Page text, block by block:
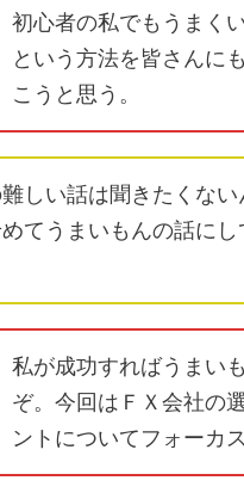
初心者の私でもうまく
という方法を皆さんに
こうと思う。
しい話は聞きたくない
てうまいもんの話にし
私が成功すればうまい
ぞ。今回はＦＸ会社の
ントについてフォーカ